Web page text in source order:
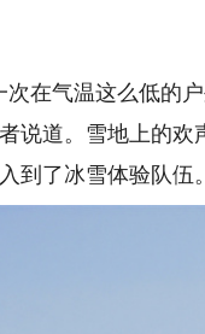
气温这么低的户
说道。雪地上的欢
到了冰雪体验队伍。